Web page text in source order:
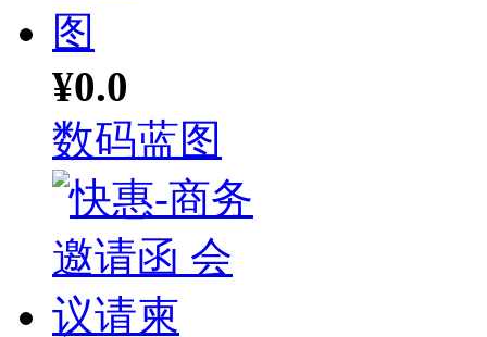
¥0.0
数码蓝图